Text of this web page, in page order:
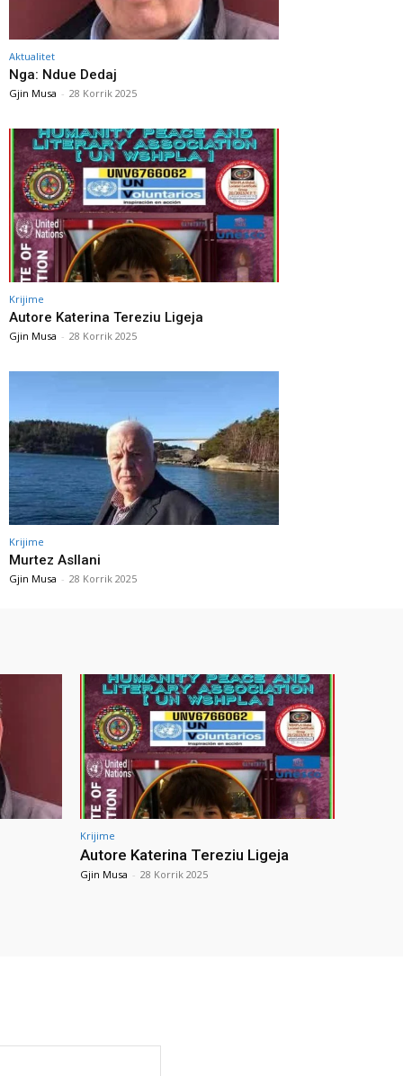
Aktualitet
Nga: Ndue Dedaj
Gjin Musa - 28 Korrik 2025
Krijime
Autore Katerina Tereziu Ligeja
Gjin Musa - 28 Korrik 2025
Krijime
Murtez Asllani
Gjin Musa - 28 Korrik 2025
Krijime
Autore Katerina Tereziu Ligeja
Gjin Musa - 28 Korrik 2025